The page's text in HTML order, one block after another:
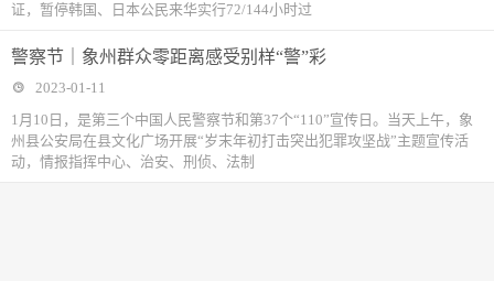
证，暂停韩国、日本公民来华实行72/144小时过
警察节｜象州群众零距离感受别样“警”彩
2023-01-11
1月10日，是第三个中国人民警察节和第37个“110”宣传日。当天上午，象
州县公安局在县文化广场开展“岁末年初打击突出犯罪攻坚战”主题宣传活
动，情报指挥中心、治安、刑侦、法制